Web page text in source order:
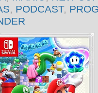
PODCAST,